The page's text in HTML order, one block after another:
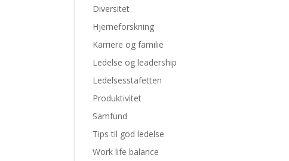
Diversitet
Hjerneforskning
Karriere og familie
Ledelse og leadership
Ledelsesstafetten
Produktivitet
Samfund
Tips til god ledelse
Work life balance